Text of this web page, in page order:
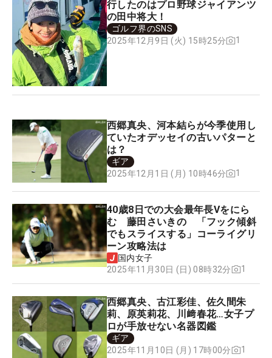
行したのはプロ野球ジャイアンツ
の田中将大！
ゴルフ界のSNS
2025年12月9日 (火) 15時25分
1
西郷真央、河本結らが今季使用し
ていたオデッセイの古いパターと
は？
ギア
2025年12月1日 (月) 10時46分
1
40歳8日での大会最年長Vをにら
む 藤田さいきの 「フック傾斜
でもスライスする」コーライグリ
ーン攻略法は
国内女子
2025年11月30日 (日) 08時32分
1
西郷真央、古江彩佳、佐久間朱
莉、原英莉花、川﨑春花…女子プ
ロが手放せない名器図鑑
ギア
2025年11月10日 (月) 17時00分
1